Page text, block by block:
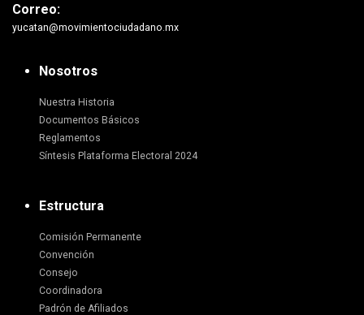
Correo:
yucatan@movimientociudadano.mx
Nosotros
Nuestra Historia
Documentos Básicos
Reglamentos
Síntesis Plataforma Electoral 2024
Estructura
Comisión Permanente
Convención
Consejo
Coordinadora
Padrón de Afiliados